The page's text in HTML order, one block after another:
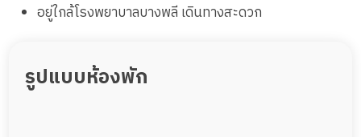
อยู่ใกล้โรงพยาบาลบางพลี เดินทางสะดวก
รูปแบบห้องพัก